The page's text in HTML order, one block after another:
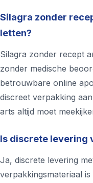
Silagra zonder
letten?
Silagra zonder recept
zonder medische
betrouwbare online
discreet verpakking
arts altijd moet
Is discrete levering
Ja, discrete levering
verpakkingsmateriaal